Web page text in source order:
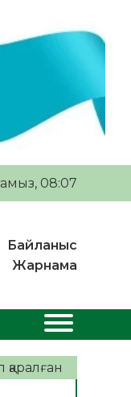
08:07
Байланыс
Жарнама
қаралған